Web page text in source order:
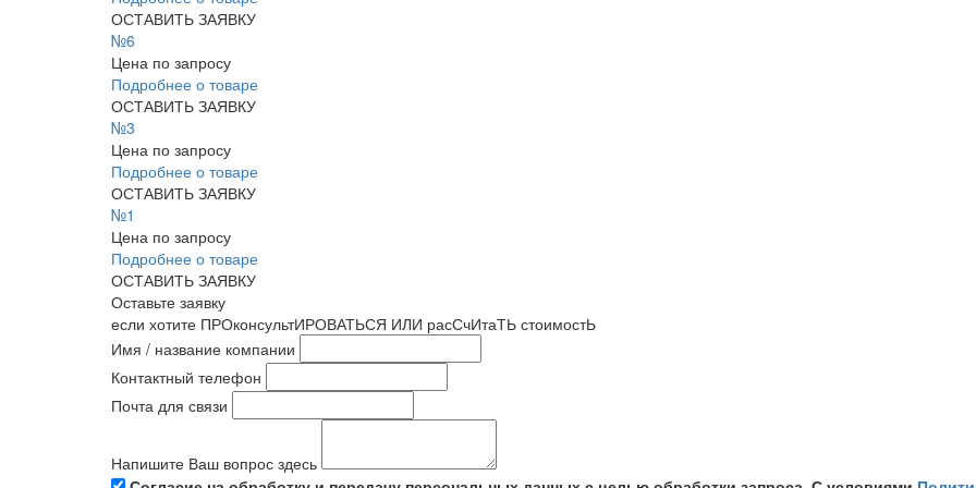
ОСТАВИТЬ ЗАЯВКУ
№6
Цена по запросу
Подробнее о товаре
ОСТАВИТЬ ЗАЯВКУ
№3
Цена по запросу
Подробнее о товаре
ОСТАВИТЬ ЗАЯВКУ
№1
Цена по запросу
Подробнее о товаре
ОСТАВИТЬ ЗАЯВКУ
Оставьте заявку
если хотите ПРОконсультИРОВАТЬСЯ ИЛИ расСчИтаТЬ стоимостЬ
Имя / название компании
Контактный телефон
Почта для связи
Напишите Ваш вопрос здесь